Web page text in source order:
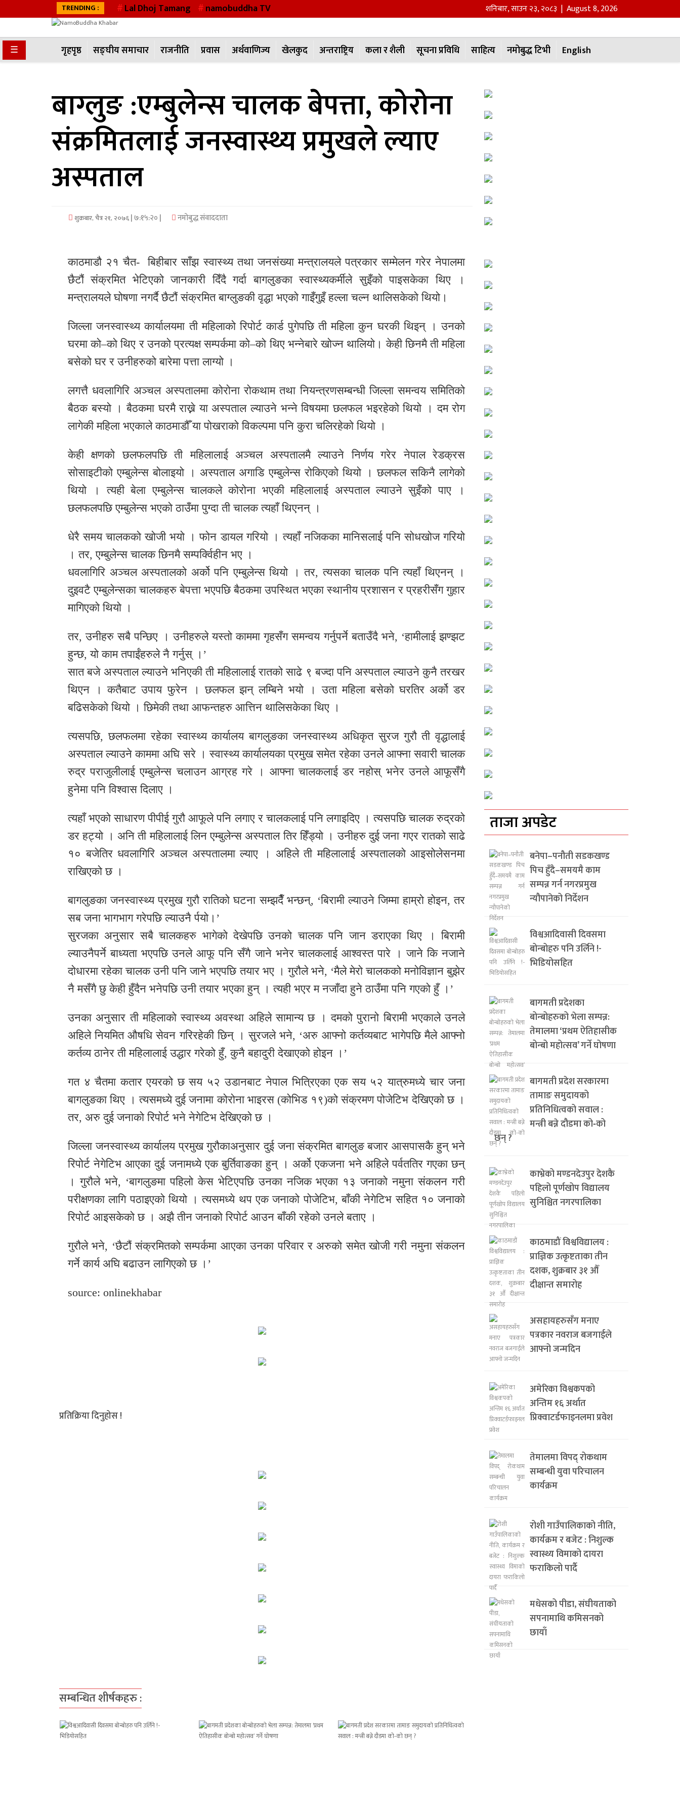
TRENDING : Lal Dhoj Tamang namobuddha TV शनिबार,साउन२३,२०८३ | August 8, 2026
गृहपृष्ठ
सङ्घीय
☰ गृहपृष्ठ सङ्घीय समाचार राजनीति प्रवास अर्थवाणिज्य खेलकुद अन्तराष्ट्रिय कला र शैली सूचना प्रविधि साहित्य नमोबुद्ध टिभी English
बाग्लुङ :एम्बुलेन्स चालक बेपत्ता, कोरोना
संक्रमितलाई जनस्वास्थ्य प्रमुखले ल्याए
अस्पताल
शुक्रबार, चैत्र २१, २०७६| ७:१५:२० | नमोबुद्ध संवाददाता
काठमाडौ २१ चैत- बिहीबार साँझ स्वास्थ्य तथा जनसंख्या मन्त्रालयले पत्रकार सम्मेलन गरेर नेपालमा
छैटौं संक्रमित भेटिएको जानकारी दिँदै गर्दा बागलुङका स्वास्थ्यकर्मीले सुइँको पाइसकेका थिए ।
मन्त्रालयले घोषणा नगर्दै छैटौं संक्रमित बाग्लुङकी वृद्धा भएको गाइँगुइँ हल्ला चल्न थालिसकेको थियो।
जिल्ला जनस्वास्थ्य कार्यालयमा ती महिलाको रिपोर्ट कार्ड पुगेपछि ती महिला कुन घरकी थिइन् । उनको
घरमा को–को थिए र उनको प्रत्यक्ष सम्पर्कमा को–को थिए भन्नेबारे खोज्न थालियो। केही छिनमै ती महिला
बसेको घर र उनीहरुको बारेमा पत्ता लाग्यो ।
लगत्तै धवलागिरि अञ्चल अस्पतालमा कोरोना रोकथाम तथा नियन्त्रणसम्बन्धी जिल्ला समन्वय समितिको
बैठक बस्यो । बैठकमा घरमै राख्ने या अस्पताल ल्याउने भन्ने विषयमा छलफल भइरहेको थियो । दम रोग
लागेकी महिला भएकाले काठमाडौँ या पोखराको विकल्पमा पनि कुरा चलिरहेको थियो ।
केही क्षणको छलफलपछि ती महिलालाई अञ्चल अस्पतालमै ल्याउने निर्णय गरेर नेपाल रेडक्रस
सोसाइटीको एम्बुलेन्स बोलाइयो । अस्पताल अगाडि एम्बुलेन्स रोकिएको थियो । छलफल सकिनै लागेको
थियो । त्यही बेला एम्बुलेन्स चालकले कोरोना भएकी महिलालाई अस्पताल ल्याउने सुइँको पाए ।
छलफलपछि एम्बुलेन्स भएको ठाउँमा पुग्दा ती चालक त्यहाँ थिएनन् ।
धेरै समय चालकको खोजी भयो । फोन डायल गरियो । त्यहाँ नजिकका मानिसलाई पनि सोधखोज गरियो
। तर, एम्बुलेन्स चालक छिनमै सम्पर्क्विहीन भए ।
धवलागिरि अञ्चल अस्पतालको अर्को पनि एम्बुलेन्स थियो । तर, त्यसका चालक पनि त्यहाँ थिएनन् ।
दुइवटै एम्बुलेन्सका चालकहरु बेपत्ता भएपछि बैठकमा उपस्थित भएका स्थानीय प्रशासन र प्रहरीसँग गुहार
मागिएको थियो ।
तर, उनीहरु सबै पन्छिए । उनीहरुले यस्तो काममा गृहसँग समन्वय गर्नुपर्ने बताउँदै भने, ‘हामीलाई झण्झट
हुन्छ, यो काम तपाईंहरुले नै गर्नुस् ।’
सात बजे अस्पताल ल्याउने भनिएकी ती महिलालाई रातको साढे ९ बज्दा पनि अस्पताल ल्याउने कुनै तरखर
थिएन । कतैबाट उपाय फुरेन । छलफल झन् लम्बिने भयो । उता महिला बसेको घरतिर अर्को डर
बढिसकेको थियो । छिमेकी तथा आफन्तहरु आत्तिन थालिसकेका थिए ।
त्यसपछि, छलफलमा रहेका स्वास्थ्य कार्यालय बागलुङका जनस्वास्थ्य अधिकृत सुरज गुरौ ती वृद्धालाई
अस्पताल ल्याउने काममा अघि सरे । स्वास्थ्य कार्यालयका प्रमुख समेत रहेका उनले आफ्ना सवारी चालक
रुद्र पराजुलीलाई एम्बुलेन्स चलाउन आग्रह गरे । आफ्ना चालकलाई डर नहोस् भनेर उनले आफूसँगै
हुनेमा पनि विश्वास दिलाए ।
त्यहाँ भएको साधारण पीपीई गुरौ आफूले पनि लगाए र चालकलाई पनि लगाइदिए । त्यसपछि चालक रुद्रको
डर हट्यो । अनि ती महिलालाई लिन एम्बुलेन्स अस्पताल तिर हिँड्यो । उनीहरु दुई जना गएर रातको साढे
१० बजेतिर धवलागिरि अञ्चल अस्पतालमा ल्याए । अहिले ती महिलालाई अस्पतालको आइसोलेसनमा
राखिएको छ ।
बागलुङका जनस्वास्थ्य प्रमुख गुरौ रातिको घटना सम्झदैँ भन्छन्, ‘बिरामी ल्याउने जिम्मा हाम्रो होइन, तर
सब जना भागभाग गरेपछि ल्याउनै र्पयो।’
सुरजका अनुसार सबै चालकहरु भागेको देखेपछि उनको चालक पनि जान डराएका थिए । बिरामी
ल्याउनैपर्ने बाध्यता भएपछि उनले आफू पनि सँगै जाने भनेर चालकलाई आश्वस्त पारे । जाने कि नजाने
दोधारमा रहेका चालक उनी पनि जाने भएपछि तयार भए । गुरौले भने, ‘मैले मेरो चालकको मनोविज्ञान बुझेर
नै मसँगै छु केही हुँदैन भनेपछि उनी तयार भएका हुन् । त्यही भएर म नजाँदा हुने ठाउँमा पनि गएको हुँ ।’
उनका अनुसार ती महिलाको स्वास्थ्य अवस्था अहिले सामान्य छ । दमको पुरानो बिरामी भएकाले उनले
अहिले नियमित औषधि सेवन गरिरहेकी छिन् । सुरजले भने, ‘अरु आफ्नो कर्तव्यबाट भागेपछि मैले आफ्नो
कर्तव्य ठानेर ती महिलालाई उद्धार गरेको हुँ, कुनै बहादुरी देखाएको होइन ।’
गत ४ चैतमा कतार एयरको छ सय ५२ उडानबाट नेपाल भित्रिएका एक सय ५२ यात्रुमध्ये चार जना
बागलुङका थिए । त्यसमध्ये दुई जनामा कोरोना भाइरस (कोभिड १९)को संक्रमण पोजेटिभ देखिएको छ ।
तर, अरु दुई जनाको रिपोर्ट भने नेगेटिभ देखिएको छ ।
जिल्ला जनस्वास्थ्य कार्यालय प्रमुख गुरौकाअनुसार दुई जना संक्रमित बागलुङ बजार आसपासकै हुन् भने
रिपोर्ट नेगेटिभ आएका दुई जनामध्ये एक बुर्तिवाङका हुन् । अर्को एकजना भने अहिले पर्वततिर गएका छन्
। गुरौले भने, ‘बागलुङमा पहिलो केस भेटिएपछि उनका नजिक भएका १३ जनाको नमुना संकलन गरी
परीक्षणका लागि पठाइएको थियो । त्यसमध्ये थप एक जनाको पोजेटिभ, बाँकी नेगेटिभ सहित १० जनाको
रिपोर्ट आइसकेको छ । अझै तीन जनाको रिपोर्ट आउन बाँकी रहेको उनले बताए ।
गुरौले भने, ‘छैटौं संक्रमितको सम्पर्कमा आएका उनका परिवार र अरुको समेत खोजी गरी नमुना संकलन
गर्ने कार्य अघि बढाउन लागिएको छ ।’
source: onlinekhabar
प्रतिक्रिया दिनुहोस !
सम्बन्धित शीर्षकहरु :
ताजा अपडेट
बनेपा–पनौती सडकखण्ड
पिच हुँदै–समयमै काम
सम्पन्न गर्न नगरप्रमुख
न्यौपानेको निर्देशन
विश्वआदिवासी दिवसमा
बोन्बोहरु पनि उर्लिने !-
भिडियोसहित
बागमती प्रदेशका
बोन्बोहरुको भेला सम्पन्न:
तेमालमा ‘प्रथम ऐतिहासीक
बोन्बो महोत्सव’ गर्ने घोषणा
बागमती प्रदेश सरकारमा
तामाङ समुदायको
प्रतिनिधित्वको सवाल :
मन्त्री बन्ने दौडमा को‐को
छन् ?
काभ्रेको मण्डनदेउपुर देशकै
पहिलो पूर्णखोप विद्यालय
सुनिश्चित नगरपालिका
काठमाडौं विश्वविद्यालय :
प्राज्ञिक उत्कृष्टताका तीन
दशक, शुक्रबार ३१ औँ
दीक्षान्त समारोह
असहायहरुसँग मनाए
पत्रकार नवराज बजगाईले
आफ्नो जन्मदिन
अमेरिका विश्वकपको
अन्तिम १६ अर्थात
प्रिक्वाटर्डफाइनलमा प्रवेश
तेमालमा विपद् रोकथाम
सम्बन्धी युवा परिचालन
कार्यक्रम
रोशी गाउँपालिकाको नीति,
कार्यक्रम र बजेट : निशुल्क
स्वास्थ्य विमाको दायरा
फराकिलो पार्दै
मधेसको पीडा, संघीयताको
सपनामाथि कमिसनको
छायाँ